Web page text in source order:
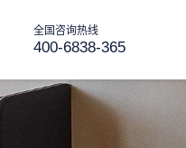
全国咨询热线
400-6838-365